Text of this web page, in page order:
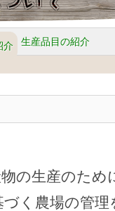
介 生産品目の紹介
の生産のため
づく農場の管